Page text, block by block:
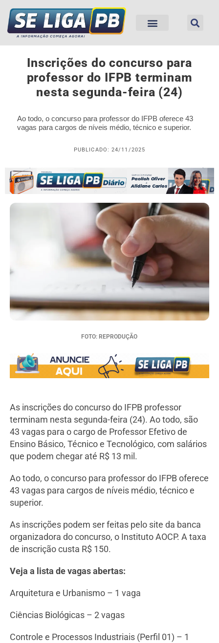
Inscrições do concurso para
professor do IFPB terminam
nesta segunda-feira (24)
Ao todo, o concurso para professor do IFPB oferece 43
vagas para cargos de níveis médio, técnico e superior.
PUBLICADO: 24/11/2025
FOTO: REPRODUÇÃO
As inscrições do concurso do IFPB professor
terminam nesta segunda-feira (24). Ao todo, são
43 vagas para o cargo de Professor Efetivo de
Ensino Básico, Técnico e Tecnológico, com salários
que podem chegar até R$ 13 mil.
Ao todo, o concurso para professor do IFPB oferece
43 vagas para cargos de níveis médio, técnico e
superior.
As inscrições podem ser feitas pelo site da banca
organizadora do concurso, o Instituto AOCP. A taxa
de inscrição custa R$ 150.
Veja a lista de vagas abertas:
Arquitetura e Urbanismo – 1 vaga
Ciências Biológicas – 2 vagas
Controle e Processos Industriais (Perfil 01) – 1